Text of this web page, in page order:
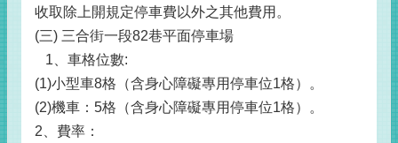
收取除上開規定停車費以外之其他費用。
(三) 三合街一段82巷平面停車場
1、車格位數:
(1)小型車8格（含身心障礙專用停車位1格）。
(2)機車：5格（含身心障礙專用停車位1格）。
2、費率：